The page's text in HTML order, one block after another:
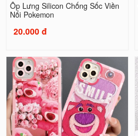
Ốp Lưng Silicon Chống Sốc Viền
Nổi Pokemon
20.000 đ